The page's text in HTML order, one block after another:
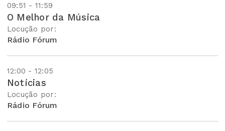
09:51 - 11:59
O Melhor da Música
Locução por:
Rádio Fórum
12:00 - 12:05
Notícias
Locução por:
Rádio Fórum